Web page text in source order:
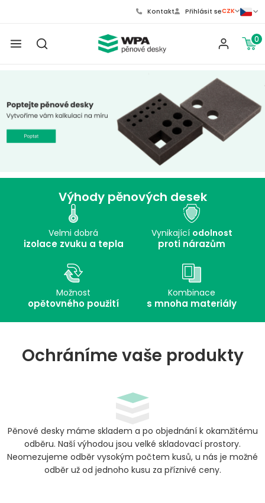
CZK
Kontakt Přihlásit se
0
Výhody pěnových desek
Velmi dobrá
izolace zvuku a tepla
Vynikající odolnost
proti nárazům
Možnost
opětovného použití
Kombinace
s mnoha materiály
Ochráníme vaše produkty
Pěnové desky máme skladem a po objednání k okamžitému
odběru. Naší výhodou jsou velké skladovací prostory.
Neomezujeme odběr vysokým počtem kusů, u nás je možné
odběr už od jednoho kusu za příznivé ceny.